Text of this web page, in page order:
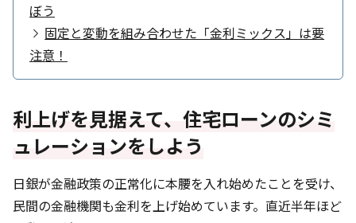
ぼう
固定と変動を組み合わせた「金利ミックス」は要
注意！
利上げを見据えて、住宅ローンのシミ
ュレーションをしよう
日銀が金融政策の正常化に本腰を入れ始めたことを受け、
民間の金融機関も金利を上げ始めています。直近半年ほど